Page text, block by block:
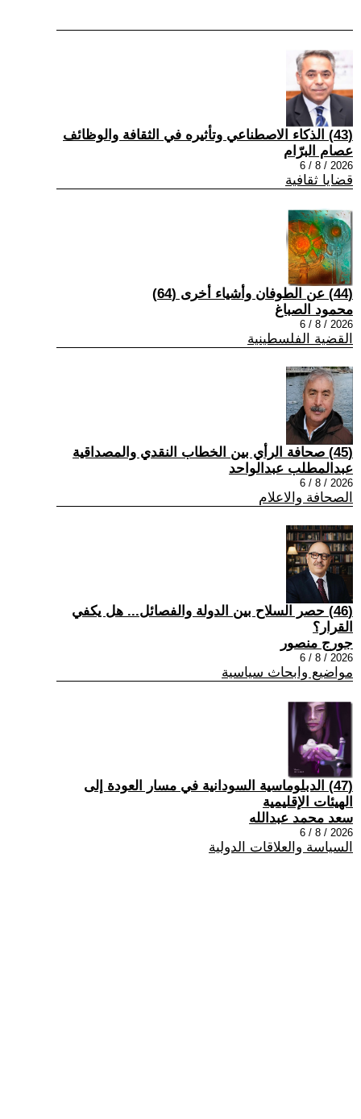
(43) الذكاء الاصطناعي وتأثيره في الثقافة والوظائف
عصام البرّام
2026 / 8 / 6
قضايا ثقافية
(44) عن الطوفان وأشياء أخرى (64)
محمود الصباغ
2026 / 8 / 6
القضية الفلسطينية
(45) صحافة الرأي بين الخطاب النقدي والمصداقية
عبدالمطلب عبدالواحد
2026 / 8 / 6
الصحافة والاعلام
(46) حصر السلاح بين الدولة والفصائل... هل يكفي
القرار؟
جورج منصور
2026 / 8 / 6
مواضيع وابحاث سياسية
(47) الدبلوماسية السودانية في مسار العودة إلى
الهيئات الإقليمية
سعد محمد عبدالله
2026 / 8 / 6
السياسة والعلاقات الدولية